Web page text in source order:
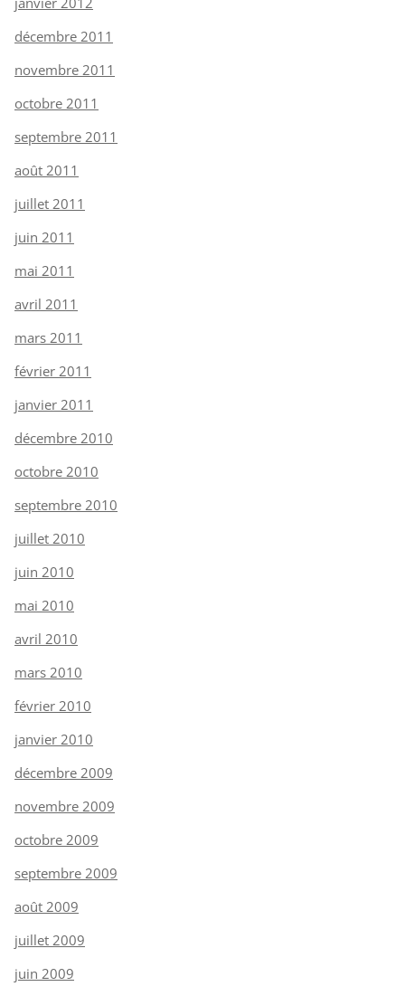
décembre 2011
novembre 2011
octobre 2011
septembre 2011
août 2011
juillet 2011
juin 2011
mai 2011
avril 2011
mars 2011
février 2011
janvier 2011
décembre 2010
octobre 2010
septembre 2010
juillet 2010
juin 2010
mai 2010
avril 2010
mars 2010
février 2010
janvier 2010
décembre 2009
novembre 2009
octobre 2009
septembre 2009
août 2009
juillet 2009
juin 2009